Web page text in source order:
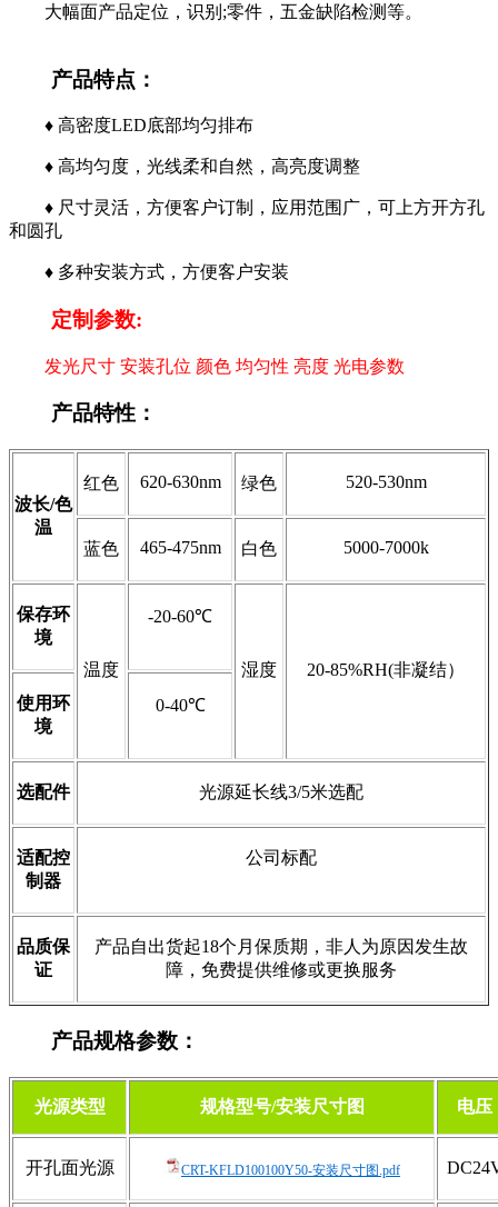
大幅面产品定位，识别;零件，五金缺陷检测等。
产品特点：
♦ 高密度LED底部均匀排布
♦ 高均匀度，光线柔和自然，高亮度调整
♦ 尺寸灵活，方便客户订制，应用范围广，可上方开方孔
和圆孔
♦ 多种安装方式，方便客户安装
定制参数:
发光尺寸 安装孔位 颜色 均匀性 亮度 光电参数
产品特性：
波长/色
温
红色 620-630nm 绿色 520-530nm
蓝色 465-475nm 白色 5000-7000k
保存环
境
温度
-20-60℃
湿度
20-85%RH(非凝结）
使用环
境
0-40℃
选配件 光源延长线3/5米选配
适配控
制器
公司标配
品质保
证
产品自出货起18个月保质期，非人为原因发生故
障，免费提供维修或更换服务
产品规格参数：
光源类型 规格型号/安装尺寸图 电压
开孔面光源 CRT-KFLD100100Y50-安装尺寸图.pdf